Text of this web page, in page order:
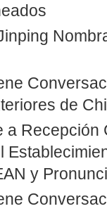
de
a Recepción
y